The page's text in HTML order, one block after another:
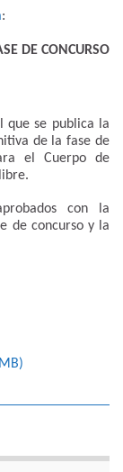
:
DE CONCURSO
que se publica la
de la fase de
el Cuerpo de
con la
de concurso y la